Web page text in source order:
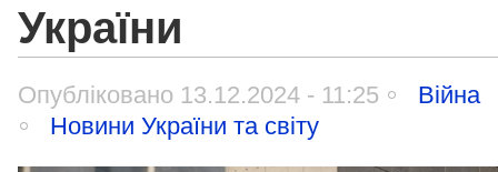
України
Опубліковано 13.12.2024 - 11:25
Війна
Новини України та світу